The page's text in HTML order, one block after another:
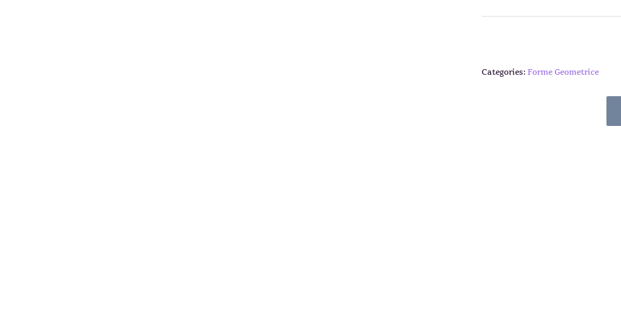
Categories:Forme Geometrice